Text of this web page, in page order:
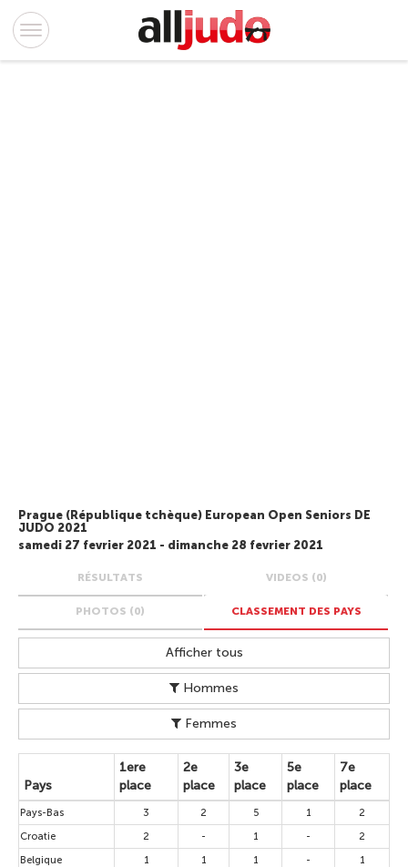
Prague (République tchèque) European Open Seniors DE
JUDO 2021
samedi 27 fevrier 2021 - dimanche 28 fevrier 2021
RÉSULTATS VIDEOS (0)
PHOTOS (0) CLASSEMENT DES PAYS
Afficher tous
Hommes
Femmes
Pays
1ere
place
2e
place
3e
place
5e
place
7e
place
Pays-Bas 3 2 5 1
2
Croatie
2 - 1 -
2
Belgique
1 1 1 -
1